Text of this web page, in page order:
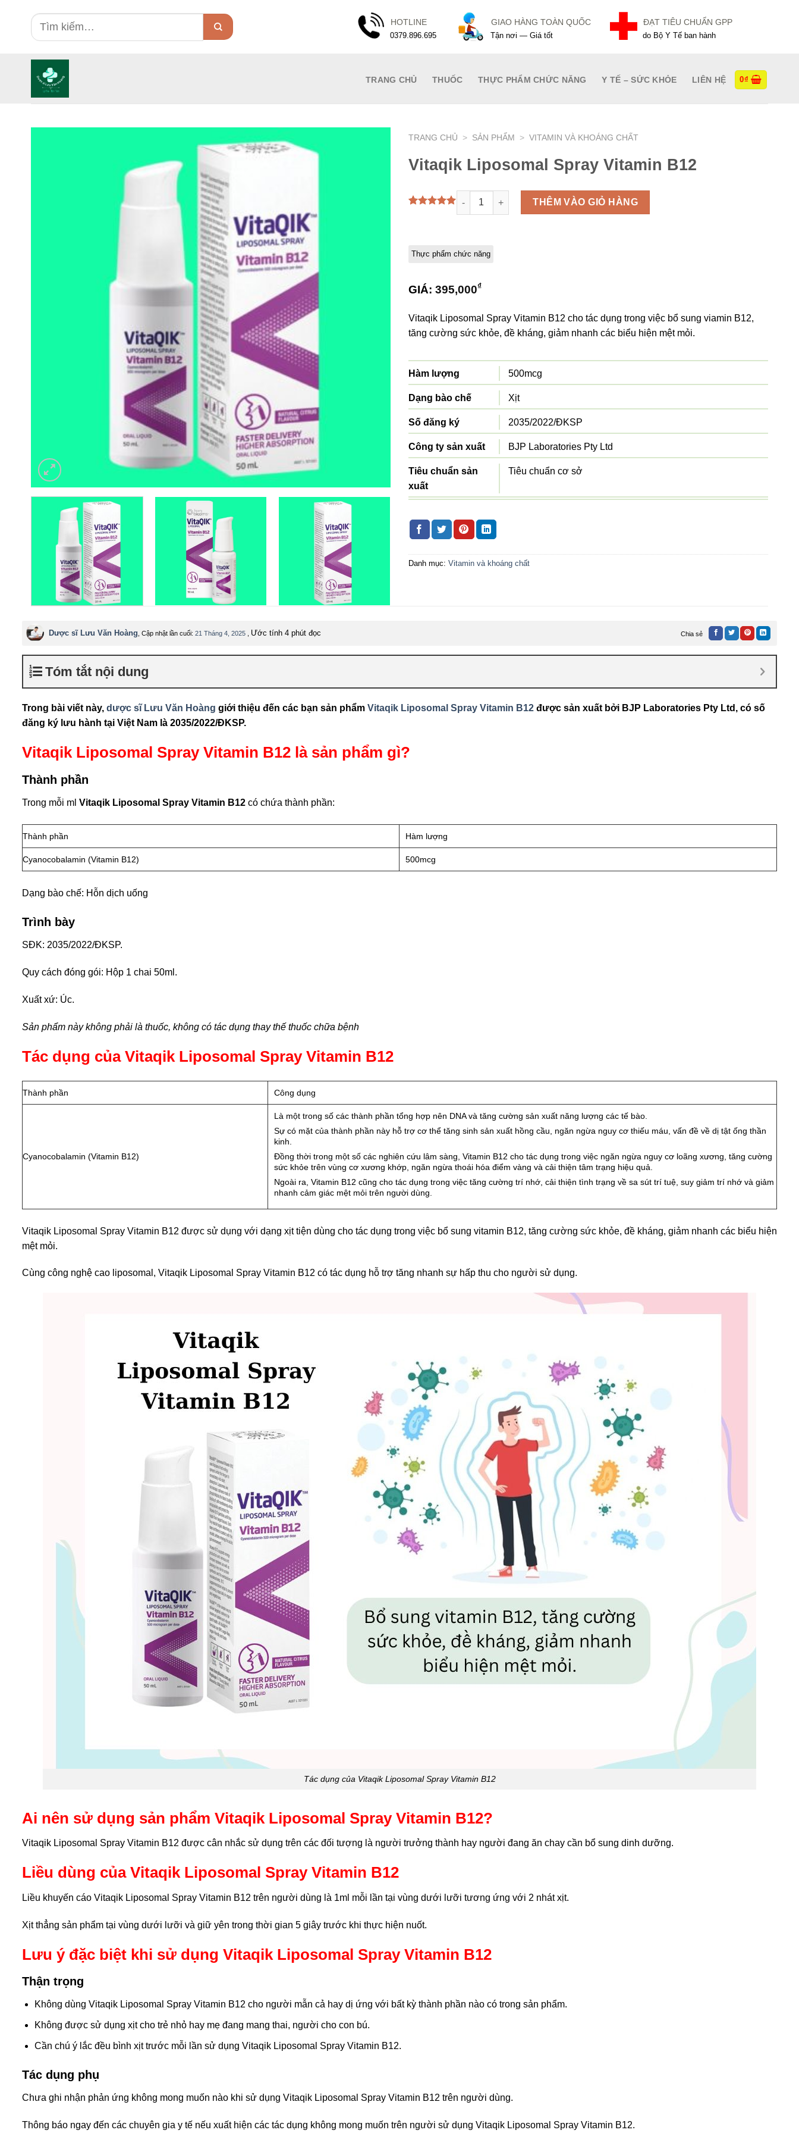
Tìm
HOTLINE
0379.896.695
GIAO HÀNG TOÀN QUỐC
Tận nơi — Giá tốt
ĐẠT TIÊU CHUẨN GPP
do Bộ Y Tế ban hành
TRANG CHỦ THUỐC THỰC PHẨM CHỨC NĂNG Y TẾ – SỨC KHỎE LIÊN HỆ 0₫
TRANG CHỦ > SẢN PHẨM > VITAMIN VÀ KHOÁNG CHẤT
Vitaqik Liposomal Spray Vitamin B12
Thực phẩm chức năng
GIÁ: 395,000₫
Vitaqik Liposomal Spray Vitamin B12 cho tác dụng trong việc bổ sung viamin B12,
tăng cường sức khỏe, đề kháng, giảm nhanh các biểu hiện mệt mỏi.
Hàm lượng 500mcg
Dạng bào chế Xịt
Số đăng ký 2035/2022/ĐKSP
Công ty sản xuất BJP Laboratories Pty Ltd
Tiêu chuẩn sản
xuất
Tiêu chuẩn cơ sở
Quy cách đóng gói
Hạn sử dụng 36 tháng
Vitaqik Liposomal Spray Vitamin B12 số lượng
THÊM VÀO GIỎ HÀNG
Danh mục: Vitamin và khoáng chất
Dược sĩ Lưu Văn Hoàng , Cập nhật lần cuối: 21 Tháng 4, 2025 Ước tính 4 phút đọc Chia sẻ
Tóm tắt nội dung
Trong bài viết này, dược sĩ Lưu Văn Hoàng giới thiệu đến các bạn sản phẩm Vitaqik Liposomal Spray Vitamin B12 được sản xuất bởi BJP Laboratories Pty Ltd, có số
đăng ký lưu hành tại Việt Nam là 2035/2022/ĐKSP.
Vitaqik Liposomal Spray Vitamin B12 là sản phẩm gì?
Thành phần
Trong mỗi ml Vitaqik Liposomal Spray Vitamin B12 có chứa thành phần:
Thành phần Hàm lượng
Cyanocobalamin (Vitamin B12) 500mcg
Dạng bào chế: Hỗn dịch uống
Trình bày
SĐK: 2035/2022/ĐKSP.
Quy cách đóng gói: Hộp 1 chai 50ml.
Xuất xứ: Úc.
Sản phẩm này không phải là thuốc, không có tác dụng thay thế thuốc chữa bệnh
Tác dụng của Vitaqik Liposomal Spray Vitamin B12
Thành phần Công dụng
Cyanocobalamin (Vitamin B12)
Là một trong số các thành phần tổng hợp nên DNA và tăng cường sản xuất năng lượng các tế bào.
Sự có mặt của thành phần này hỗ trợ cơ thể tăng sinh sản xuất hồng cầu, ngăn ngừa nguy cơ thiếu máu, vấn đề về dị tật ống thần
kinh.
Đồng thời trong một số các nghiên cứu lâm sàng, Vitamin B12 cho tác dụng trong việc ngăn ngừa nguy cơ loãng xương, tăng cường
sức khỏe trên vùng cơ xương khớp, ngăn ngừa thoái hóa điểm vàng và cải thiện tâm trạng hiệu quả.
Ngoài ra, Vitamin B12 cũng cho tác dụng trong việc tăng cường trí nhớ, cải thiện tình trạng về sa sút trí tuệ, suy giảm trí nhớ và giảm
nhanh cảm giác mệt mỏi trên người dùng.
Vitaqik Liposomal Spray Vitamin B12 được sử dụng với dạng xịt tiện dùng cho tác dụng trong việc bổ sung vitamin B12, tăng cường sức khỏe, đề kháng, giảm nhanh các biểu hiện
mệt mỏi.
Cùng công nghệ cao liposomal, Vitaqik Liposomal Spray Vitamin B12 có tác dụng hỗ trợ tăng nhanh sự hấp thu cho người sử dụng.
Tác dụng của Vitaqik Liposomal Spray Vitamin B12
Ai nên sử dụng sản phẩm Vitaqik Liposomal Spray Vitamin B12?
Vitaqik Liposomal Spray Vitamin B12 được cân nhắc sử dụng trên các đối tượng là người trưởng thành hay người đang ăn chay cần bổ sung dinh dưỡng.
Liều dùng của Vitaqik Liposomal Spray Vitamin B12
Liều khuyến cáo Vitaqik Liposomal Spray Vitamin B12 trên người dùng là 1ml mỗi lần tại vùng dưới lưỡi tương ứng với 2 nhát xịt.
Xịt thẳng sản phẩm tại vùng dưới lưỡi và giữ yên trong thời gian 5 giây trước khi thực hiện nuốt.
Lưu ý đặc biệt khi sử dụng Vitaqik Liposomal Spray Vitamin B12
Thận trọng
Không dùng Vitaqik Liposomal Spray Vitamin B12 cho người mẫn cả hay dị ứng với bất kỳ thành phần nào có trong sản phẩm.
Không được sử dụng xịt cho trẻ nhỏ hay mẹ đang mang thai, người cho con bú.
Cần chú ý lắc đều bình xịt trước mỗi lần sử dụng Vitaqik Liposomal Spray Vitamin B12.
Tác dụng phụ
Chưa ghi nhận phản ứng không mong muốn nào khi sử dụng Vitaqik Liposomal Spray Vitamin B12 trên người dùng.
Thông báo ngay đến các chuyên gia y tế nếu xuất hiện các tác dụng không mong muốn trên người sử dụng Vitaqik Liposomal Spray Vitamin B12.